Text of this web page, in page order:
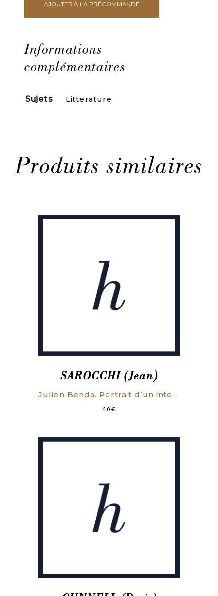
quantité
de
thèmes
romantiques.
AJOUTER À LA PRÉCOMMANDE
Informations
complémentaires
Sujets Litterature
Produits similaires
SAROCCHI (Jean)
Julien Benda. Portrait d’un intellectuel.
40€